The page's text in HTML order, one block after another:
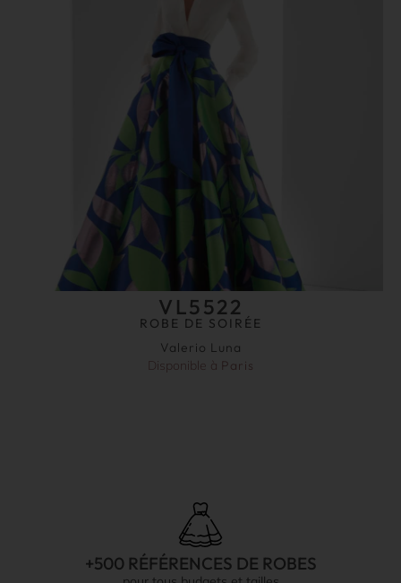
VL5522
ROBE DE SOIRÉE
Valerio Luna
Disponible à Paris
+500 RÉFÉRENCES DE ROBES